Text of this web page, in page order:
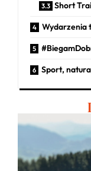
Short
Wydarzenia
Sport,